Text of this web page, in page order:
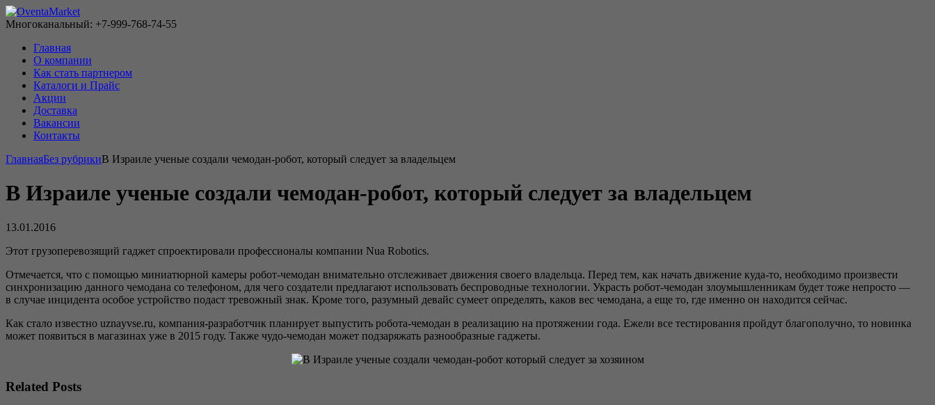
Многоканальный: +7-999-768-74-55
Главная
О компании
Как стать партнером
Каталоги и Прайс
Акции
Доставка
Вакансии
Контакты
ГлавнаяБез рубрикиВ Израиле ученые создали чемодан-робот, который следует за владельцем
В Израиле ученые создали чемодан-робот, который следует за владельцем
13.01.2016
Этот грузоперевозящий гаджет спроектировали профессионалы компании Nua Robotics.
Отмечается, что с помощью миниатюрной камеры робот-чемодан внимательно отслеживает движения своего владельца. Перед тем, как начать движение куда-то, необходимо произвести
синхронизацию данного чемодана со телефоном, для чего создатели предлагают использовать беспроводные технологии. Украсть робот-чемодан злоумышленникам будет тоже непросто —
в случае инцидента особое устройство подаст тревожный знак. Кроме того, разумный девайс сумеет определять, каков вес чемодана, а еще то, где именно он находится cейчас.
Как стало известно uznayvse.ru, компания-разработчик планирует выпустить робота-чемодан в реализацию на протяжении года. Ежели все тестирования пройдут благополучно, то новинка
может появиться в магазинах уже в 2015 году. Также чудо-чемодан может подзаряжать разнообразные гаджеты.
Related Posts